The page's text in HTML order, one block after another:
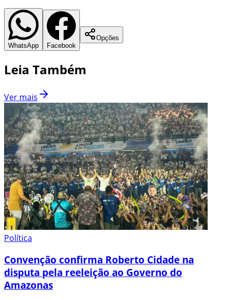
WhatsApp Facebook
Opções
Leia Também
Ver mais
Política
Convenção confirma Roberto Cidade na
disputa pela reeleição ao Governo do
Amazonas